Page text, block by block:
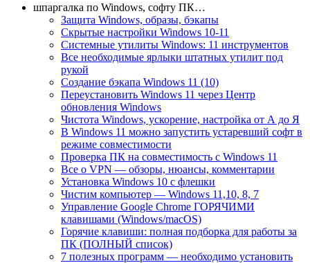
шпаргалка по Windows, софту ПК…
Защита Windows, образы, бэкапы
Скрытые настройки Windows 10-11
Системные утилиты Windows: 11 инструментов
Все необходимые ярлыки штатных утилит под
рукой
Создание бэкапа Windows 11 (10)
Переустановить Windows 11 через Центр
обновления Windows
Чистота Windows, ускорение, настройка от А до Я
В Windows 11 можно запустить устаревший софт в
режиме совместимости
Проверка ПК на совместимость с Windows 11
Все о VPN — обзоры, нюансы, комментарии
Установка Windows 10 с флешки
Чистим компьютер — Windows 11,10, 8, 7
Управление Google Chrome ГОРЯЧИМИ
клавишами (Windows/macOS)
Горячие клавиши: полная подборка для работы за
ПК (ПОЛНЫЙ список)
7 полезных программ — необходимо установить